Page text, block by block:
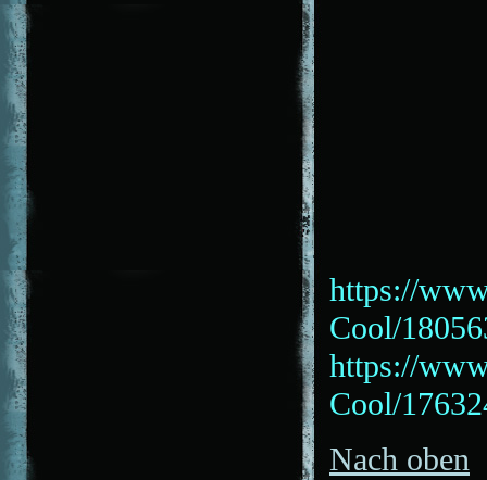
https://
Cool/
https://
Cool/
Nach oben